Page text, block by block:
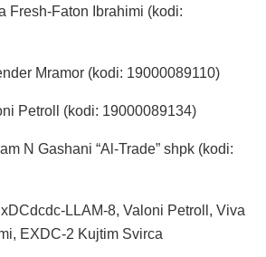
Fresh-Faton Ibrahimi (kodi:
Mramor (kodi: 19000089110)
Petroll (kodi: 19000089134)
N Gashani “Al-Trade” shpk (kodi:
LLAM-8, Valoni Petroll, Viva
EXDC-2 Kujtim Svirca